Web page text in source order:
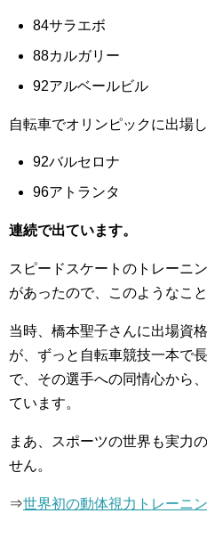
84サラエボ
88カルガリー
92アルベールビル
自転車でオリンピックに出場し
92バルセロナ
96アトランタ
連続で出ています。
スピードスケートのトレーニ
があったので、このようなこ
当時、橋本聖子さんに出場資
が、ずっと自転車競技一本で
で、その選手への同情心から
ています。
まあ、スポーツの世界も実力
せん。
⇒世界初の動体視力トレーニ